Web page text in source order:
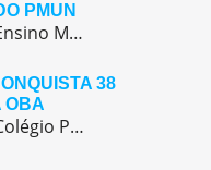
PMUN
Estudantes do Ensino Médio do Colégio Pentágono protagonizaram uma simulação da ONU, defendendo posições de países em comitês temáticos e vivenciando, na prática, negociações diplomáticas multilíngues.
38
OBA
Estudantes do Colégio Pentágono conquistam excelente resultado na Olimpíada Brasileira de Astronomia e Astronáutica (OBA) 2025, somando 38 medalhas.